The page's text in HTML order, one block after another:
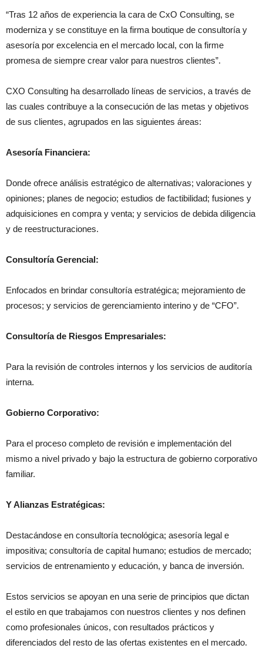
“Tras 12 años de experiencia la cara de CxO Consulting, se
moderniza y se constituye en la firma boutique de consultoría y
asesoría por excelencia en el mercado local, con la firme
promesa de siempre crear valor para nuestros clientes”.
CXO Consulting ha desarrollado líneas de servicios, a través de
las cuales contribuye a la consecución de las metas y objetivos
de sus clientes, agrupados en las siguientes áreas:
Asesoría Financiera:
Donde ofrece análisis estratégico de alternativas; valoraciones y
opiniones; planes de negocio; estudios de factibilidad; fusiones y
adquisiciones en compra y venta; y servicios de debida diligencia
y de reestructuraciones.
Consultoría Gerencial:
Enfocados en brindar consultoría estratégica; mejoramiento de
procesos; y servicios de gerenciamiento interino y de “CFO”.
Consultoría de Riesgos Empresariales:
Para la revisión de controles internos y los servicios de auditoría
interna.
Gobierno Corporativo:
Para el proceso completo de revisión e implementación del
mismo a nivel privado y bajo la estructura de gobierno corporativo
familiar.
Y Alianzas Estratégicas:
Destacándose en consultoría tecnológica; asesoría legal e
impositiva; consultoría de capital humano; estudios de mercado;
servicios de entrenamiento y educación, y banca de inversión.
Estos servicios se apoyan en una serie de principios que dictan
el estilo en que trabajamos con nuestros clientes y nos definen
como profesionales únicos, con resultados prácticos y
diferenciados del resto de las ofertas existentes en el mercado.